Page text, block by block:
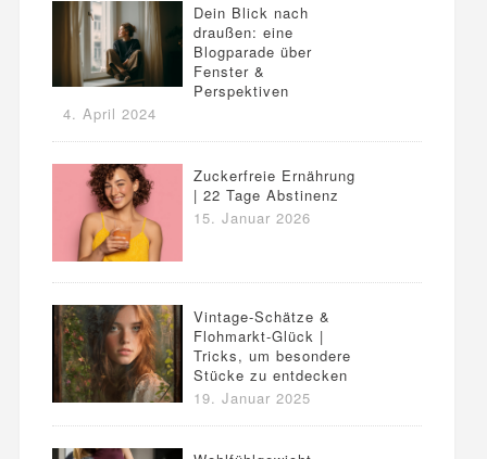
Dein Blick nach
draußen: eine
Blogparade über
Fenster &
Perspektiven
4. April 2024
Zuckerfreie Ernährung
| 22 Tage Abstinenz
15. Januar 2026
Vintage-Schätze &
Flohmarkt-Glück |
Tricks, um besondere
Stücke zu entdecken
19. Januar 2025